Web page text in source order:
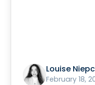
Louise
February 18,